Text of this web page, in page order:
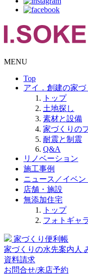
MENU
Top
アイ．創建の家
トップ
土地探し
素材と設備
家づくりの
耐震と制震
Q&A
リノベーション
施工事例
ニュース／イベン
店舗・施設
無添加住宅
トップ
フォトギャ
家づくり便利帳
家づくりの水先案内人
資料請求
お問合せ/来店予約